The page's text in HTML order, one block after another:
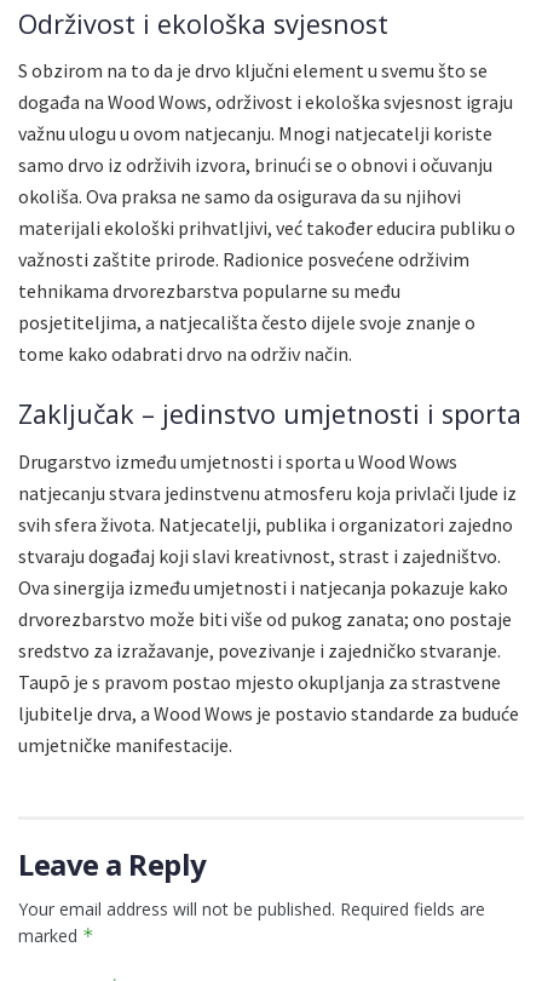
Održivost i ekološka svjesnost
S obzirom na to da je drvo ključni element u svemu što se
događa na Wood Wows, održivost i ekološka svjesnost igraju
važnu ulogu u ovom natjecanju. Mnogi natjecatelji koriste
samo drvo iz održivih izvora, brinući se o obnovi i očuvanju
okoliša. Ova praksa ne samo da osigurava da su njihovi
materijali ekološki prihvatljivi, već također educira publiku o
važnosti zaštite prirode. Radionice posvećene održivim
tehnikama drvorezbarstva popularne su među
posjetiteljima, a natjecališta često dijele svoje znanje o
tome kako odabrati drvo na održiv način.
Zaključak – jedinstvo umjetnosti i sporta
Drugarstvo između umjetnosti i sporta u Wood Wows
natjecanju stvara jedinstvenu atmosferu koja privlači ljude iz
svih sfera života. Natjecatelji, publika i organizatori zajedno
stvaraju događaj koji slavi kreativnost, strast i zajedništvo.
Ova sinergija između umjetnosti i natjecanja pokazuje kako
drvorezbarstvo može biti više od pukog zanata; ono postaje
sredstvo za izražavanje, povezivanje i zajedničko stvaranje.
Taupō je s pravom postao mjesto okupljanja za strastvene
ljubitelje drva, a Wood Wows je postavio standarde za buduće
umjetničke manifestacije.
Leave a Reply
Your email address will not be published. Required fields are
marked *